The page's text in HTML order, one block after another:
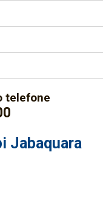
telefone
Jabaquara